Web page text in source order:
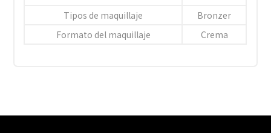
Tipos de maquillaje
Bronzer
Formato del maquillaje
Crema